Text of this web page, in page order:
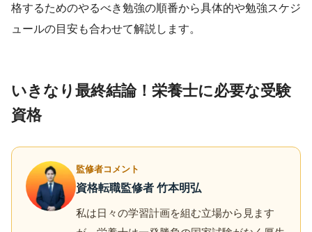
格するためのやるべき勉強の順番から具体的や勉強スケジ
ュールの目安も合わせて解説します。
いきなり最終結論！栄養士に必要な受験
資格
監修者コメント
資格転職監修者 竹本明弘
私は日々の学習計画を組む立場から見ます